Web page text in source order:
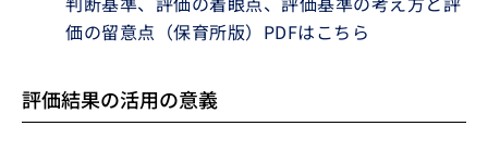
価の留意点（保育所版）PDFはこちら
評価結果の活用の意義